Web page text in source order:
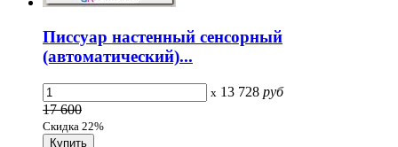
Писсуар настенный сенсорный
(автоматический)...
x 13 728 руб
17 600
Скидка 22%